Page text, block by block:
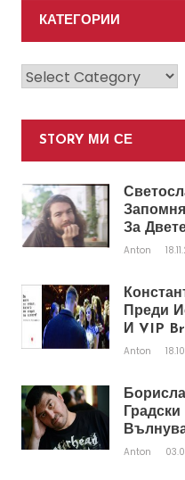
КАТЕГОРИИ
Категории
STORY МИ СЕ
За
Anton
Преди
И VIP
Anton
Anton